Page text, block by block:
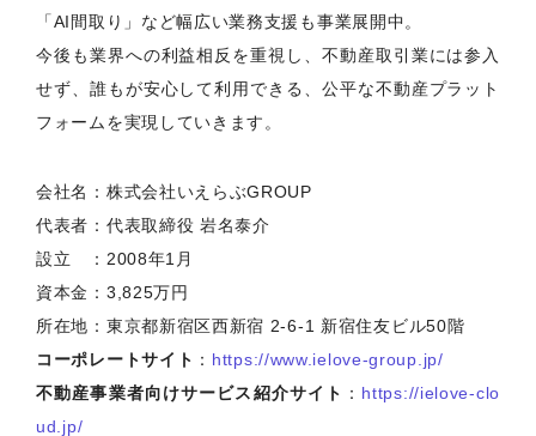
「AI間取り」など幅広い業務支援も事業展開中。
今後も業界への利益相反を重視し、不動産取引業には参入
せず、誰もが安心して利用できる、公平な不動産プラット
フォームを実現していきます。
会社名：株式会社いえらぶGROUP
代表者：代表取締役 岩名泰介
設立 ：2008年1月
資本金：3,825万円
所在地：東京都新宿区西新宿 2-6-1 新宿住友ビル50階
コーポレートサイト ： https://www.ielove-group.jp/
不動産事業者向けサービス紹介サイト ： https://ielove-clo
ud.jp/